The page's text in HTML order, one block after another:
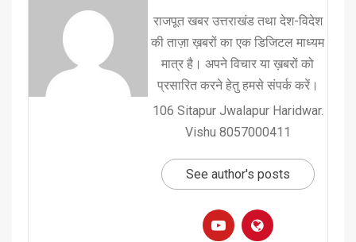
राजपूत खबर उत्तराखंड तथा देश-विदेश
की ताज़ा ख़बरों का एक डिजिटल माध्यम
मात्र है। अपने विचार या ख़बरों को
प्रसारित करने हेतु हमसे संपर्क करें।
106 Sitapur Jwalapur Haridwar.
Vishu 8057000411
See author's posts